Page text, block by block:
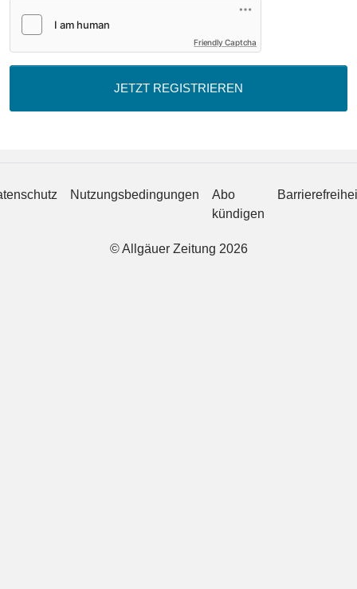
Friendly Captcha
JETZT REGISTRIEREN
Nutzungsbedingungen
Abo
kündigen
© Allgäuer Zeitung 2026